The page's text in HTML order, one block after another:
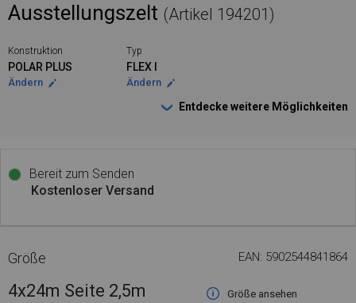
Ausstellungszelt (Artikel 194201)
Konstruktion
POLAR PLUS
Ändern
Typ
FLEX I
Ändern
Entdecke weitere Möglichkeiten
Bereit zum Senden
Kostenloser Versand
Größe EAN: 5902544841864
4x24m Seite 2,5m
Größe ansehen